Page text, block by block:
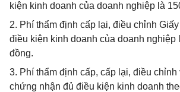
kiện kinh doanh của doanh nghiệp là
2. Phí thẩm định cấp lại, điều chỉnh
điều kiện kinh doanh của doanh nghiệp
đồng.
3. Phí thẩm định cấp, cấp lại, điều
chứng nhận đủ điều kiện kinh doanh